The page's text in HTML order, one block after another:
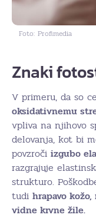
Foto: Profimedia
Znaki
V primeru, da so
oksidativnemu
vpliva na njihovo
delovanja, kot bi
povzroči izgubo
razgrajuje
strukturo.
tudi hrapavo
vidne krvne žile.